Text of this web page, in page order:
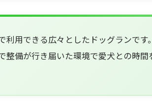
用できる広々としたドッグランです。
整備が行き届いた環境で愛犬との時間